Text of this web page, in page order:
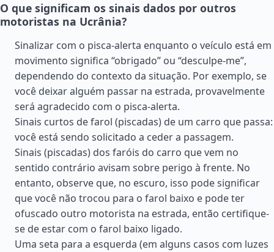
O que significam os sinais dados por outros
motoristas na Ucrânia?
Sinalizar com o pisca-alerta enquanto o veículo está em
movimento significa “obrigado” ou “desculpe-me”,
dependendo do contexto da situação. Por exemplo, se
você deixar alguém passar na estrada, provavelmente
será agradecido com o pisca-alerta.
Sinais curtos de farol (piscadas) de um carro que passa:
você está sendo solicitado a ceder a passagem.
Sinais (piscadas) dos faróis do carro que vem no
sentido contrário avisam sobre perigo à frente. No
entanto, observe que, no escuro, isso pode significar
que você não trocou para o farol baixo e pode ter
ofuscado outro motorista na estrada, então certifique-
se de estar com o farol baixo ligado.
Uma seta para a esquerda (em alguns casos com luzes